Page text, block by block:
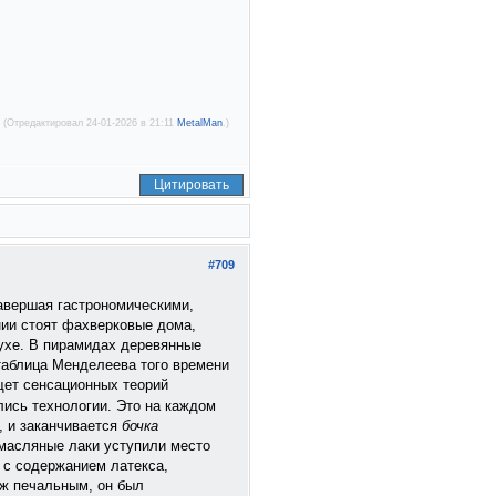
(Отредактировал 24-01-2026 в 21:11 MetalMan.)
Цитировать
#709
гастрономическими,
стоят фахверковые дома,
В пирамидах деревянные
Менделеева того времени
сенсационных теорий
технологии. Это на каждом
заканчивается бочка
лаки уступили место
содержанием латекса,
печальным, он был